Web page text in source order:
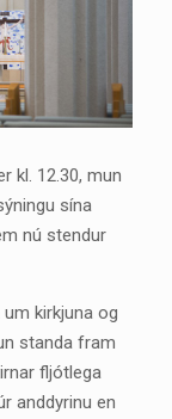
kl. 12.30, mun
sína
nú stendur
kirkjuna og
standa fram
fljótlega
anddyrinu en